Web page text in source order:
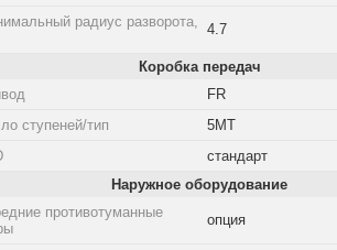
радиус разворота, 4.7
Коробка передач
FR
ступеней/тип
5MT
стандарт
Наружное оборудование
противотуманные
опция